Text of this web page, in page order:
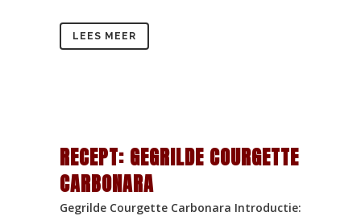
LEES MEER
RECEPT: GEGRILDE COURGETTE
CARBONARA
Gegrilde Courgette Carbonara Introductie: